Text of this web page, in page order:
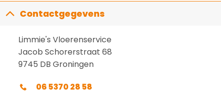
Contactgegevens
Limmie's Vloerenservice
Jacob Schorerstraat 68
9745 DB Groningen
06 5370 28 58